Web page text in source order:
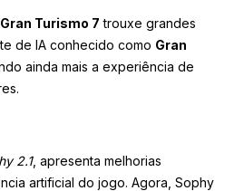
Turismo 7 trouxe grandes
de IA conhecido como Gran
ainda mais a experiência de
2.1, apresenta melhorias
artificial do jogo. Agora, Sophy